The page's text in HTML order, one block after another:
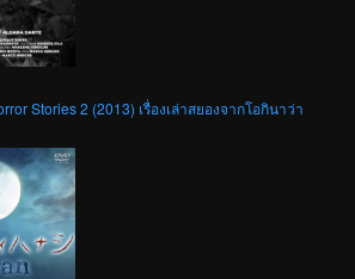
Stories 2 (2013) เรื่องเล่าสยองจากโอกินาว่า